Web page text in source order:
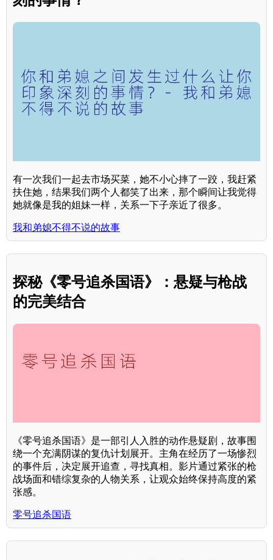
有一次我们一起去市场买菜，她不小心摔了一跤，我赶紧
扶住她，结果我们两个人都笑了出来，那个瞬间让我觉得
她就像是我的姐妹一样，关系一下子亲近了很多。
我和弟媳不得不说的故事
探秘《零号追杀国语》：悬疑与枪战
的完美结合
《零号追杀国语》是一部引人入胜的动作悬疑剧，故事围
绕一个充满阴谋的复仇计划展开。主角在经历了一场惨烈
的事件后，决定展开追查，寻找真相。影片通过紧张的枪
战场面和错综复杂的人物关系，让观众始终保持高度的紧
张感。
零号追杀国语